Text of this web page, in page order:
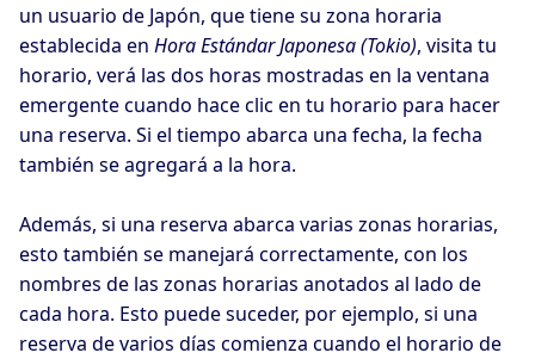
un usuario de Japón, que tiene su zona horaria
establecida en Hora Estándar Japonesa (Tokio), visita tu
horario, verá las dos horas mostradas en la ventana
emergente cuando hace clic en tu horario para hacer
una reserva. Si el tiempo abarca una fecha, la fecha
también se agregará a la hora.
Además, si una reserva abarca varias zonas horarias,
esto también se manejará correctamente, con los
nombres de las zonas horarias anotados al lado de
cada hora. Esto puede suceder, por ejemplo, si una
reserva de varios días comienza cuando el horario de